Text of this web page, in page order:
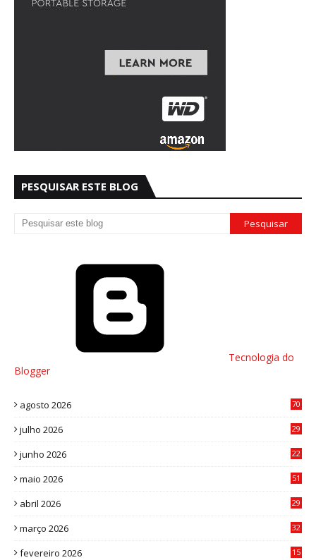
PESQUISAR ESTE BLOG
Tecnologia do
Blogger
agosto 2026 70
julho 2026
29
junho 2026
22
maio 2026
51
abril 2026
29
março 2026
32
fevereiro 2026
15